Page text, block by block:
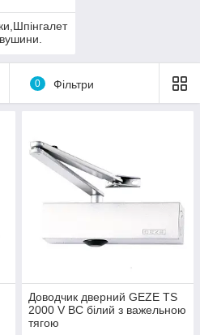
0 Фільтри
Доводчик дверний GEZE TS
2000 V BC білий з важельною
тягою